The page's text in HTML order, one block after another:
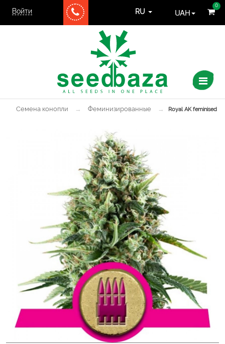
Войти
0
RU UAH
Семена конопли → Феминизированные → Royal AK feminised